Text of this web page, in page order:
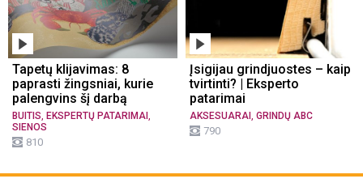
Tapetų klijavimas: 8
paprasti žingsniai, kurie
palengvins šį darbą
BUITIS EKSPERTŲ PATARIMAI
SIENOS
810
Įsigijau grindjuostes – kaip
tvirtinti? | Eksperto
patarimai
AKSESUARAI GRINDŲ ABC
790